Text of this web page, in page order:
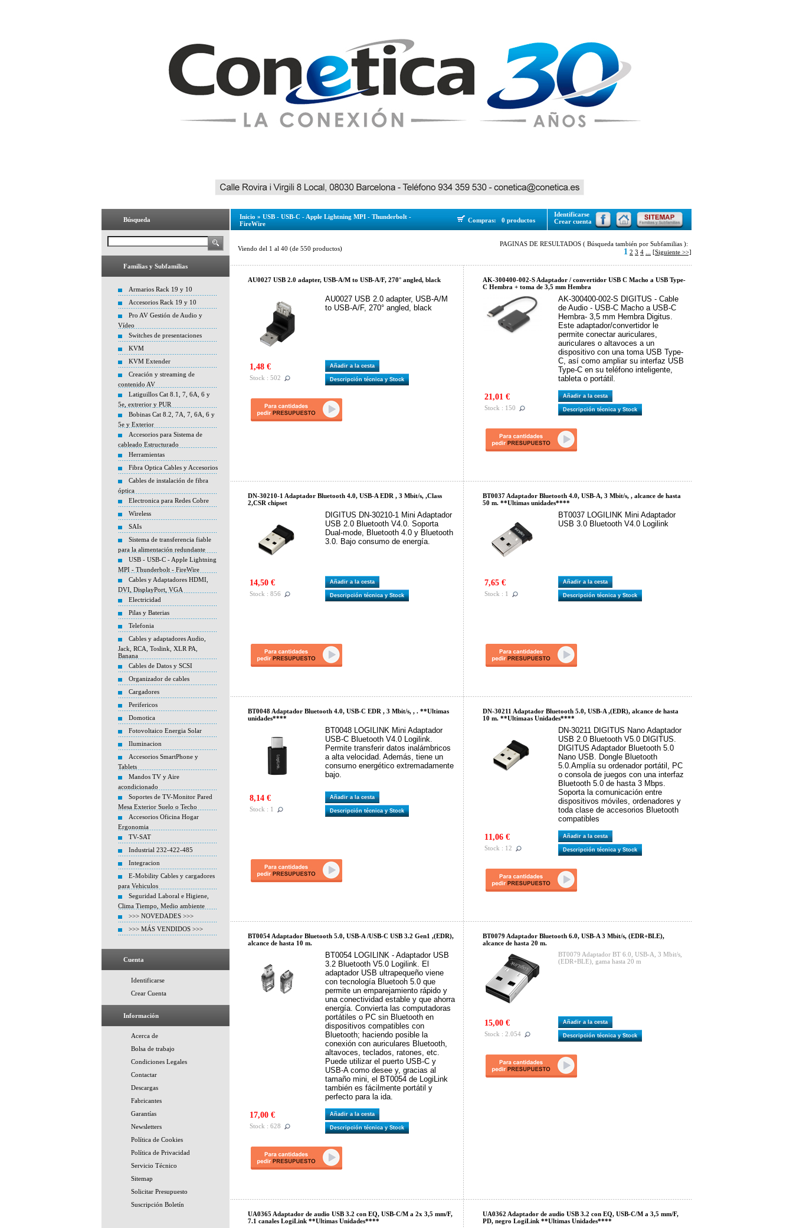
Búsqueda
Familias y Subfamilias
Armarios Rack 19 y 10
Accesorios Rack 19 y 10
Pro AV Gestión de Audio y
Vídeo
Switches de presentaciones
KVM
KVM Extender
Creación y streaming de
contenido AV
Latiguillos Cat 8.1, 7, 6A, 6 y
5e, extrerior y PUR
Bobinas Cat 8.2, 7A, 7, 6A, 6 y
5e y Exterior
Accesorios para Sistema de
cableado Estructurado
Herramientas
Fibra Optica Cables y Accesorios
Cables de instalación de fibra
óptica
Electronica para Redes Cobre
Wireless
SAIs
Sistema de transferencia fiable
para la alimentación redundante
USB - USB-C - Apple Lightning
MPI - Thunderbolt - FireWire
Cables y Adaptadores HDMI,
DVI, DisplayPort, VGA
Electricidad
Pilas y Baterias
Telefonia
Cables y adaptadores Audio,
Jack, RCA, Toslink, XLR PA,
Banana
Cables de Datos y SCSI
Organizador de cables
Cargadores
Perifericos
Domotica
Fotovoltaico Energia Solar
Iluminacion
Accesorios SmartPhone y
Tablets
Mandos TV y Aire
acondicionado
Soportes de TV-Monitor Pared
Mesa Exterior Suelo o Techo
Accesorios Oficina Hogar
Ergonomia
TV-SAT
Industrial 232-422-485
Integracion
E-Mobility Cables y cargadores
para Vehiculos
Seguridad Laboral e Higiene,
Clima Tiempo, Medio ambiente
>>> NOVEDADES >>>
>>> MÁS VENDIDOS >>>
Cuenta
Identificarse
Crear Cuenta
Información
Acerca de
Bolsa de trabajo
Condiciones Legales
Contactar
Descargas
Fabricantes
Garantías
Newsletters
Política de Cookies
Política de Privacidad
Servicio Técnico
Sitemap
Solicitar Presupuesto
Suscripción Boletín
Inicio » USB - USB-C - Apple Lightning MPI - Thunderbolt -
FireWire
Compras: 0 productos
Identificarse
Crear cuenta
Viendo del 1 al 40 (de 550 productos)
PAGINAS DE RESULTADOS ( Búsqueda también por Subfamilias ):
1 2 3 4 [Siguiente >>]
AU0027 USB 2.0 adapter, USB-A/M to USB-A/F, 270° angled, black
AU0027 USB 2.0 adapter, USB-A/M
to USB-A/F, 270° angled, black
1,48 €
Stock : 502
Añadir a la cesta
Descripción técnica y Stock
AK-300400-002-S Adaptador / convertidor USB C Macho a USB Type-
C Hembra + toma de 3,5 mm Hembra
AK-300400-002-S DIGITUS - Cable
de Audio - USB-C Macho a USB-C
Hembra- 3,5 mm Hembra Digitus.
Este adaptador/convertidor le
permite conectar auriculares,
auriculares o altavoces a un
dispositivo con una toma USB Type-
C, así como ampliar su interfaz USB
Type-C en su teléfono inteligente,
tableta o portátil.
21,01 €
Stock : 150
Añadir a la cesta
Descripción técnica y Stock
DN-30210-1 Adaptador Bluetooth 4.0, USB-A EDR , 3 Mbit/s, ,Class
2,CSR chipset
DIGITUS DN-30210-1 Mini Adaptador
USB 2.0 Bluetooth V4.0. Soporta
Dual-mode, Bluetooth 4.0 y Bluetooth
3.0. Bajo consumo de energía.
14,50 €
Stock : 856
Añadir a la cesta
Descripción técnica y Stock
BT0037 Adaptador Bluetooth 4.0, USB-A, 3 Mbit/s, , alcance de hasta
50 m. **Ultimas unidades****
BT0037 LOGILINK Mini Adaptador
USB 3.0 Bluetooth V4.0 Logilink
7,65 €
Stock : 1
Añadir a la cesta
Descripción técnica y Stock
BT0048 Adaptador Bluetooth 4.0, USB-C EDR , 3 Mbit/s, , . **Ultimas
unidades****
BT0048 LOGILINK Mini Adaptador
USB-C Bluetooth V4.0 Logilink.
Permite transferir datos inalámbricos
a alta velocidad. Además, tiene un
consumo energético extremadamente
bajo.
8,14 €
Stock : 1
Añadir a la cesta
Descripción técnica y Stock
DN-30211 Adaptador Bluetooth 5.0, USB-A ,(EDR), alcance de hasta
10 m. **Ultimaas Unidades****
DN-30211 DIGITUS Nano Adaptador
USB 2.0 Bluetooth V5.0 DIGITUS.
DIGITUS Adaptador Bluetooth 5.0
Nano USB. Dongle Bluetooth
5.0.Amplía su ordenador portátil, PC
o consola de juegos con una interfaz
Bluetooth 5.0 de hasta 3 Mbps.
Soporta la comunicación entre
dispositivos móviles, ordenadores y
toda clase de accesorios Bluetooth
compatibles
11,06 €
Stock : 12
Añadir a la cesta
Descripción técnica y Stock
BT0054 Adaptador Bluetooth 5.0, USB-A /USB-C USB 3.2 Gen1 ,(EDR),
alcance de hasta 10 m.
BT0054 LOGILINK - Adaptador USB
3.2 Bluetooth V5.0 Logilink. El
adaptador USB ultrapequeño viene
con tecnología Bluetooh 5.0 que
permite un emparejamiento rápido y
una conectividad estable y que ahorra
energía. Convierta las computadoras
portátiles o PC sin Bluetooth en
dispositivos compatibles con
Bluetooth; haciendo posible la
conexión con auriculares Bluetooth,
altavoces, teclados, ratones, etc.
Puede utilizar el puerto USB-C y
USB-A como desee y, gracias al
tamaño mini, el BT0054 de LogiLink
también es fácilmente portátil y
perfecto para la ida.
17,00 €
Stock : 628
Añadir a la cesta
Descripción técnica y Stock
BT0079 Adaptador Bluetooth 6.0, USB-A 3 Mbit/s, (EDR+BLE),
alcance de hasta 20 m.
BT0079 Adaptador BT 6.0, USB-A, 3 Mbit/s,
(EDR+BLE), gama hasta 20 m
15,00 €
Stock : 2.054
Añadir a la cesta
Descripción técnica y Stock
UA0365 Adaptador de audio USB 3.2 con EQ, USB-C/M a 2x 3,5 mm/F,
7.1 canales LogiLink **Ultimas Unidades****
UA0362 Adaptador de audio USB 3.2 con EQ, USB-C/M a 3,5 mm/F,
PD, negro LogiLink **Ultimas Unidades****